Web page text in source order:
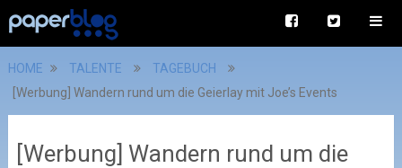
HOME TALENTE
TAGEBUCH
[Werbung] Wandern rund um die Geierlay mit Joe’s Events
[Werbung] Wandern rund um die